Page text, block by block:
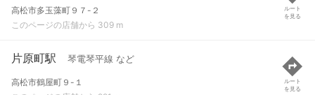
高松市多玉藻町９７-２
このページの店舗から 309 m
ルート
を見る
片原町駅 琴電琴平線 など
高松市鶴屋町９-１
ルート
を見る